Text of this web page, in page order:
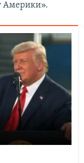
Америки».